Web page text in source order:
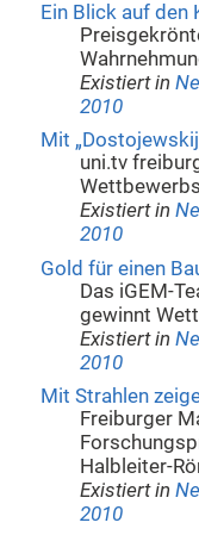
Ein Blick auf den
Existiert in
2010
Mit
uni.tv
Existiert in
2010
Gold für einen
Das iGEM-
gewinnt
Existiert in
2010
Mit Strahlen
Freiburger
Halbleiter-
Existiert in
2010